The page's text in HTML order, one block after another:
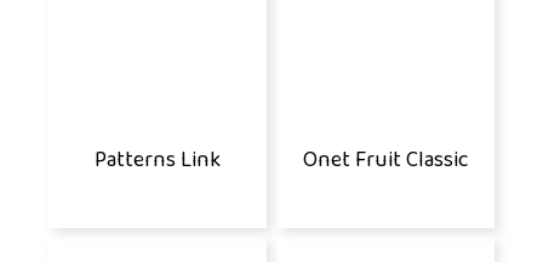
Patterns Link Onet Fruit Classic